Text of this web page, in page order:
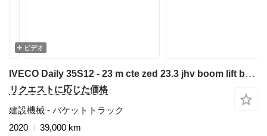
ビデオ
IVECO Daily 35S12 - 23 m cte zed 23.3 jhv boom lift bucket truck podno
リクエストに応じた価格
建設機械 - バケットトラック
2020
39,000 km